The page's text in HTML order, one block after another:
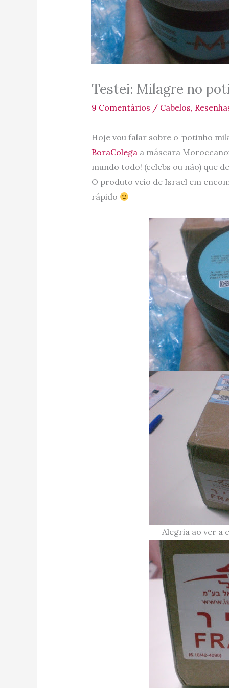
Testei: Milagre no
9 Comentários / Cabelos,
Hoje vou falar sobre o ‘potinho
BoraColega a máscara
mundo todo! (celebs ou não) que
O produto veio de Israel em
rápido
Alegria ao ver a